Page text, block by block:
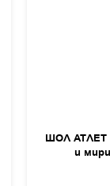
ШОЛ АТЛЕТ
и